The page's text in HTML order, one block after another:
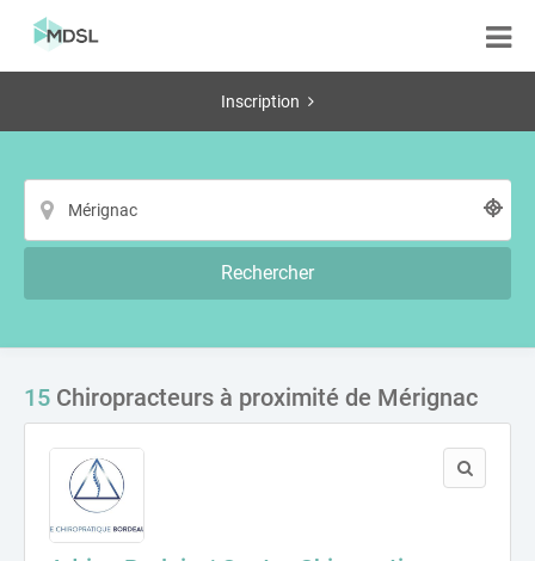
Inscription
Rechercher
15 Chiropracteurs à proximité de Mérignac